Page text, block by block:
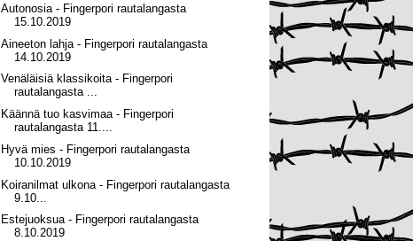
Autonosia - Fingerpori rautalangasta
15.10.2019
Aineeton lahja - Fingerpori rautalangasta
14.10.2019
Venäläisiä klassikoita - Fingerpori
rautalangasta ...
Käännä tuo kasvimaa - Fingerpori
rautalangasta 11....
Hyvä mies - Fingerpori rautalangasta
10.10.2019
Koiranilmat ulkona - Fingerpori rautalangasta
9.10...
Estejuoksua - Fingerpori rautalangasta
8.10.2019